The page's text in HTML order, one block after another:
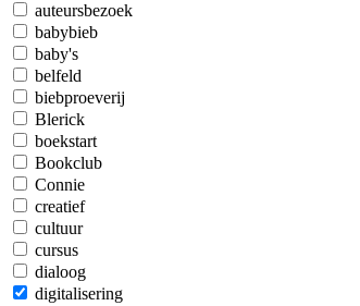
auteursbezoek
babybieb
baby's
belfeld
biebproeverij
Blerick
boekstart
Bookclub
Connie
creatief
cultuur
cursus
dialoog
digitalisering